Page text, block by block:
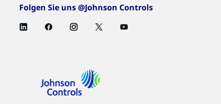
Folgen Sie uns @Johnson Controls